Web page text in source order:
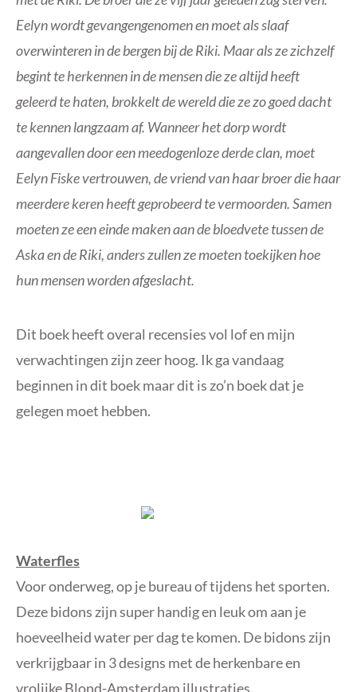
Eelyn wordt gevangengenomen en moet als slaaf
overwinteren in de bergen bij de Riki. Maar als ze zichzelf
begint te herkennen in de mensen die ze altijd heeft
geleerd te haten, brokkelt de wereld die ze zo goed dacht
te kennen langzaam af. Wanneer het dorp wordt
aangevallen door een meedogenloze derde clan, moet
Eelyn Fiske vertrouwen, de vriend van haar broer die haar
meerdere keren heeft geprobeerd te vermoorden. Samen
moeten ze een einde maken aan de bloedvete tussen de
Aska en de Riki, anders zullen ze moeten toekijken hoe
hun mensen worden afgeslacht.
Dit boek heeft overal recensies vol lof en mijn
verwachtingen zijn zeer hoog. Ik ga vandaag
beginnen in dit boek maar dit is zo’n boek dat je
gelegen moet hebben.
Waterfles
Voor onderweg, op je bureau of tijdens het sporten.
Deze bidons zijn super handig en leuk om aan je
hoeveelheid water per dag te komen. De bidons zijn
verkrijgbaar in 3 designs met de herkenbare en
vrolijke Blond-Amsterdam illustraties.